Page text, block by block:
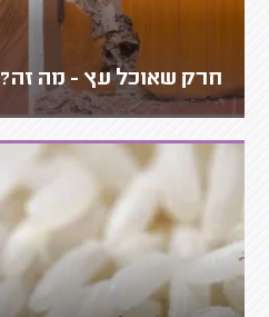
חרק שאוכל עץ - מה זה?